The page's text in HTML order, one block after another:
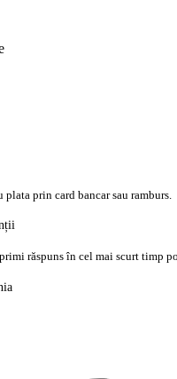
prin card bancar sau ramburs.
răspuns în cel mai scurt timp